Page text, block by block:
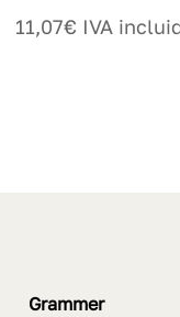
11,07€ IVA
Grammer